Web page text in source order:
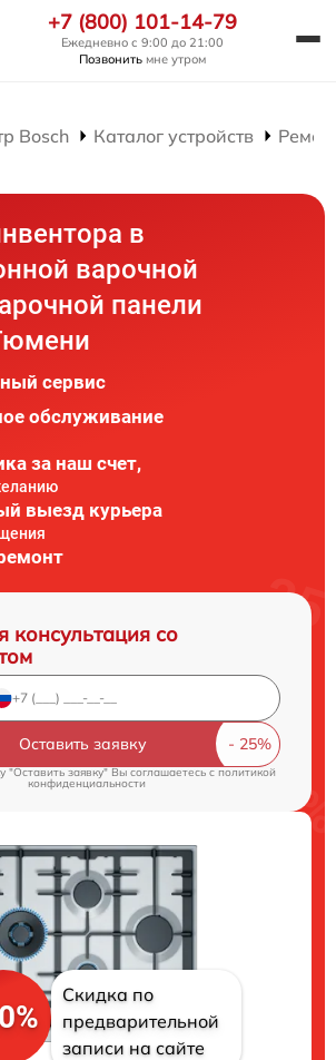
+7 (800) 101-14-79
Ежедневно с 9:00 до 21:00
Позвонить мне утром
Bosch Каталог устройств
в
варочной
панели
сервис
обслуживание
за наш счет,
выезд курьера
консультация со
Оставить заявку
"Оставить заявку" Вы соглашаетесь cполитикой
конфиденциальности
Скидка по
предварительной
записи на сайте